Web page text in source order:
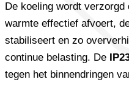
De koeling wordt verzorgd
warmte effectief afvoert,
stabiliseert en zo
continue belasting. De
tegen het binnendringen